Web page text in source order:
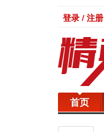
登录 / 注册
首页